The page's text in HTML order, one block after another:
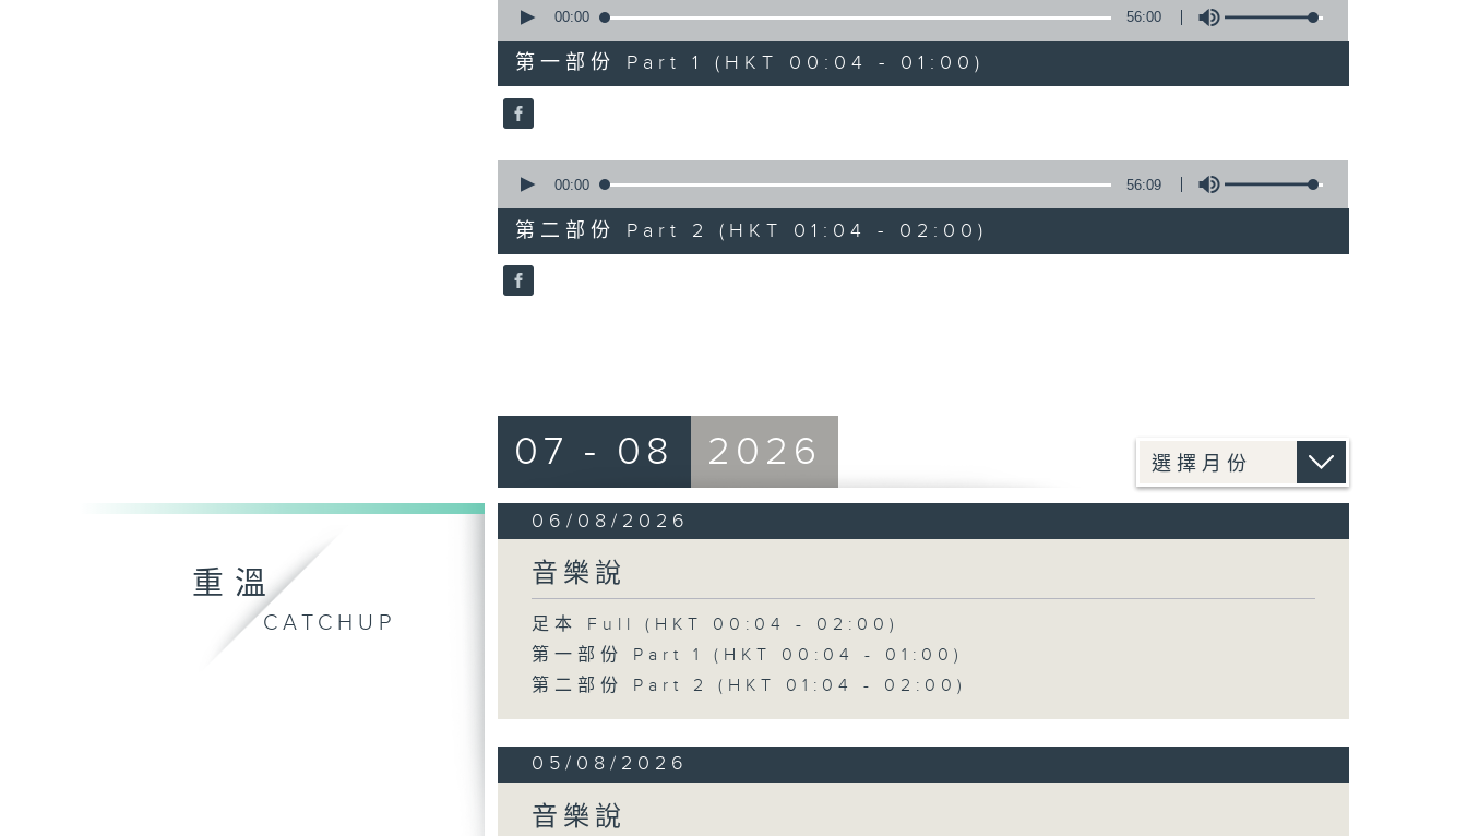
seconds
56
minutes,
0
seconds
90%
00:00 56:00
第一部份 Part 1 (HKT 00:04 - 01:00)
seconds
56
minutes,
9
seconds
90%
00:00 56:09
第二部份 Part 2 (HKT 01:04 - 02:00)
重溫
CATCHUP
07 - 08 2026
06/08/2026
音樂說
足本 Full (HKT 00:04 - 02:00)
第一部份 Part 1 (HKT 00:04 - 01:00)
第二部份 Part 2 (HKT 01:04 - 02:00)
05/08/2026
音樂說